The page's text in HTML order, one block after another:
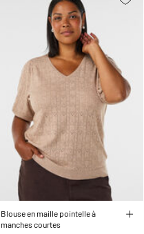
Blouse en maille pointelle à
manches courtes